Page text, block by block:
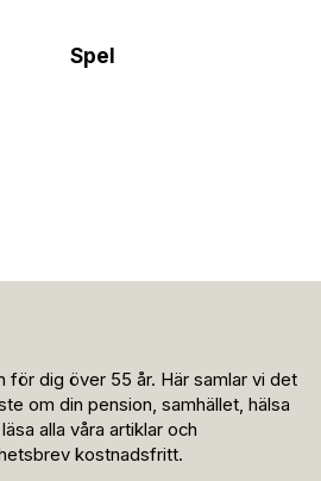
Spel
för dig över 55 år. Här samlar vi det
om din pension, samhället, hälsa
alla våra artiklar och
kostnadsfritt.